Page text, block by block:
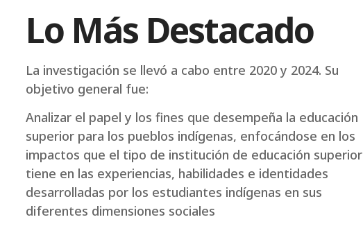
Lo Más Destacado
La investigación se llevó a cabo entre 2020 y 2024. Su
objetivo general fue:
Analizar el papel y los fines que desempeña la educación
superior para los pueblos indígenas, enfocándose en los
impactos que el tipo de institución de educación superior
tiene en las experiencias, habilidades e identidades
desarrolladas por los estudiantes indígenas en sus
diferentes dimensiones sociales